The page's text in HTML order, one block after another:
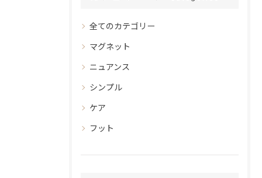
全てのカテゴリー
マグネット
ニュアンス
シンプル
ケア
フット